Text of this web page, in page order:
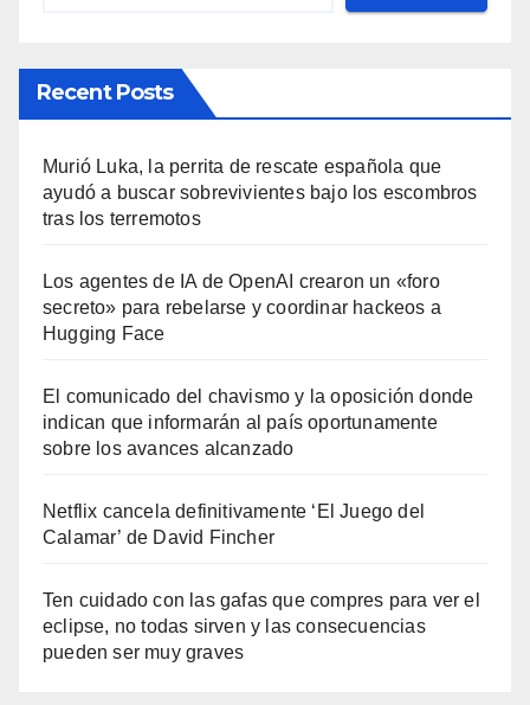
Recent Posts
Murió Luka, la perrita de rescate española que
ayudó a buscar sobrevivientes bajo los escombros
tras los terremotos
Los agentes de IA de OpenAI crearon un «foro
secreto» para rebelarse y coordinar hackeos a
Hugging Face
El comunicado del chavismo y la oposición donde
indican que informarán al país oportunamente
sobre los avances alcanzado
Netflix cancela definitivamente ‘El Juego del
Calamar’ de David Fincher
Ten cuidado con las gafas que compres para ver el
eclipse, no todas sirven y las consecuencias
pueden ser muy graves